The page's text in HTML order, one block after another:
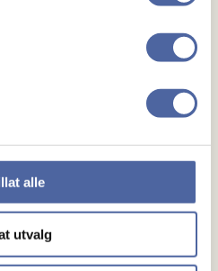
alle
utvalg